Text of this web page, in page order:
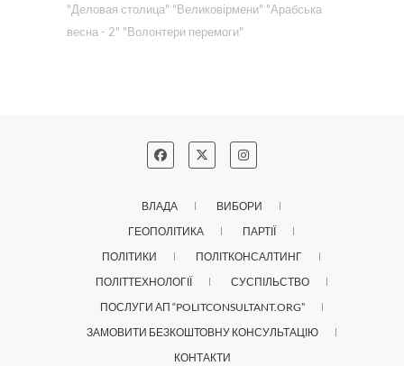
"Деловая столица" "Великовірмени" "Арабська
весна - 2" "Волонтери перемоги"
ВЛАДА
ВИБОРИ
ГЕОПОЛІТИКА
ПАРТІЇ
ПОЛІТИКИ
ПОЛІТКОНСАЛТИНГ
ПОЛІТТЕХНОЛОГІЇ
СУСПІЛЬСТВО
ПОСЛУГИ АП “POLITCONSULTANT.ORG”
ЗАМОВИТИ БЕЗКОШТОВНУ КОНСУЛЬТАЦІЮ
КОНТАКТИ